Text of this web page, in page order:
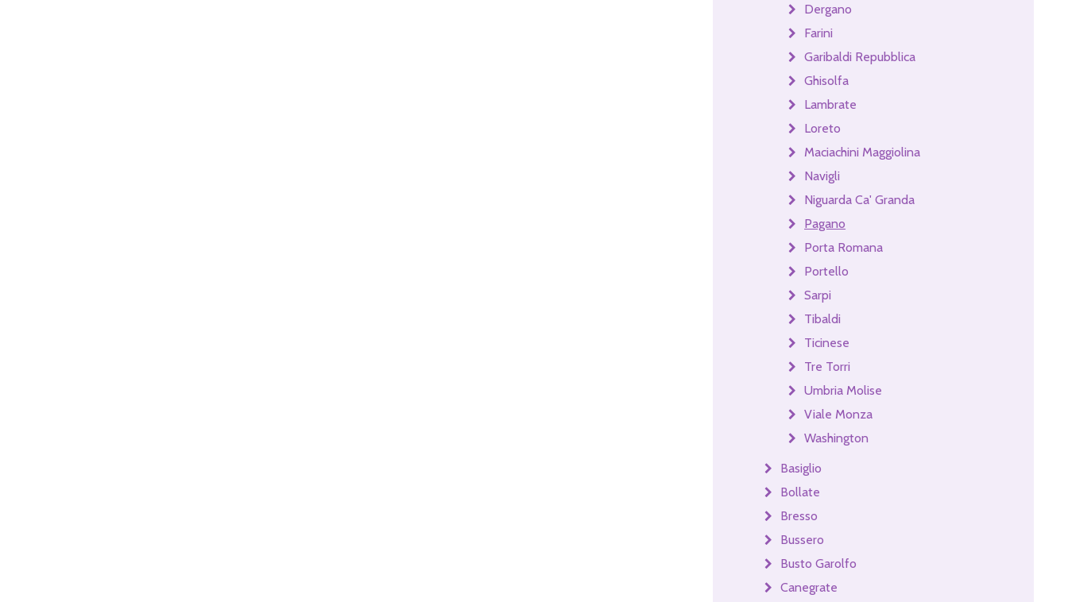
Dergano
Farini
Garibaldi Repubblica
Ghisolfa
Lambrate
Loreto
Maciachini Maggiolina
Navigli
Niguarda Ca' Granda
Pagano
Porta Romana
Portello
Sarpi
Tibaldi
Ticinese
Tre Torri
Umbria Molise
Viale Monza
Washington
Basiglio
Bollate
Bresso
Bussero
Busto Garolfo
Canegrate